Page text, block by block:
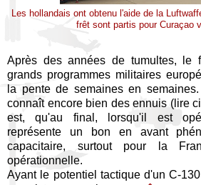
Les hollandais ont obtenu l'aide de la
frêt sont partis pour Curaçao
Après des années de tumultes, le
grands programmes militaires
la pente de semaines en
connaît encore bien des ennuis (lire
est, qu'au final, lorsqu'il est
représente un bon en avant
capacitaire, surtout pour la
opérationnelle.
Ayant le potentiel tactique d'un C-